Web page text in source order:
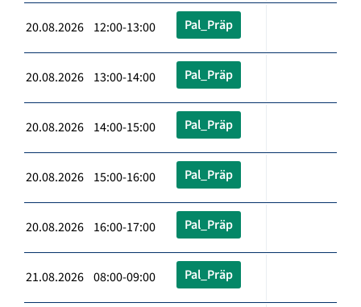
20.08.2026 12:00-13:00 Pal_Präp
20.08.2026 13:00-14:00 Pal_Präp
20.08.2026 14:00-15:00 Pal_Präp
20.08.2026 15:00-16:00 Pal_Präp
20.08.2026 16:00-17:00 Pal_Präp
21.08.2026 08:00-09:00 Pal_Präp